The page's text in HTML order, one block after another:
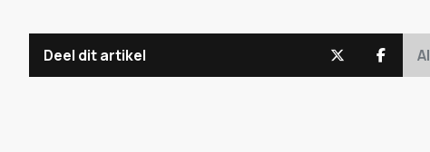
Deel dit artikel